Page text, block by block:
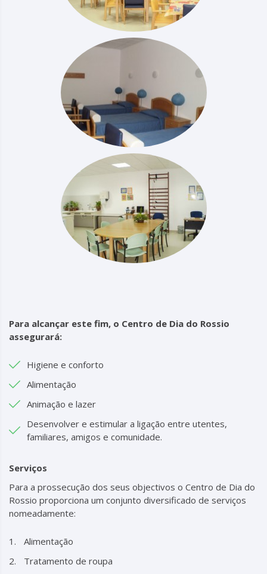
Para alcançar este fim, o Centro de Dia do Rossio
assegurará:
Higiene e conforto
Alimentação
Animação e lazer
Desenvolver e estimular a ligação entre utentes,
familiares, amigos e comunidade.
Serviços
Para a prossecução dos seus objectivos o Centro de Dia do
Rossio proporciona um conjunto diversificado de serviços
nomeadamente:
Alimentação
Tratamento de roupa